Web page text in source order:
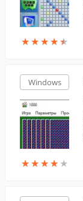
★★★★★
★★★★★
Windows
★★★★ ★
★★★★ ★